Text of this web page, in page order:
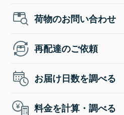
荷物のお問い合わせ
再配達のご依頼
お届け日数を調べる
料金を計算・調べる